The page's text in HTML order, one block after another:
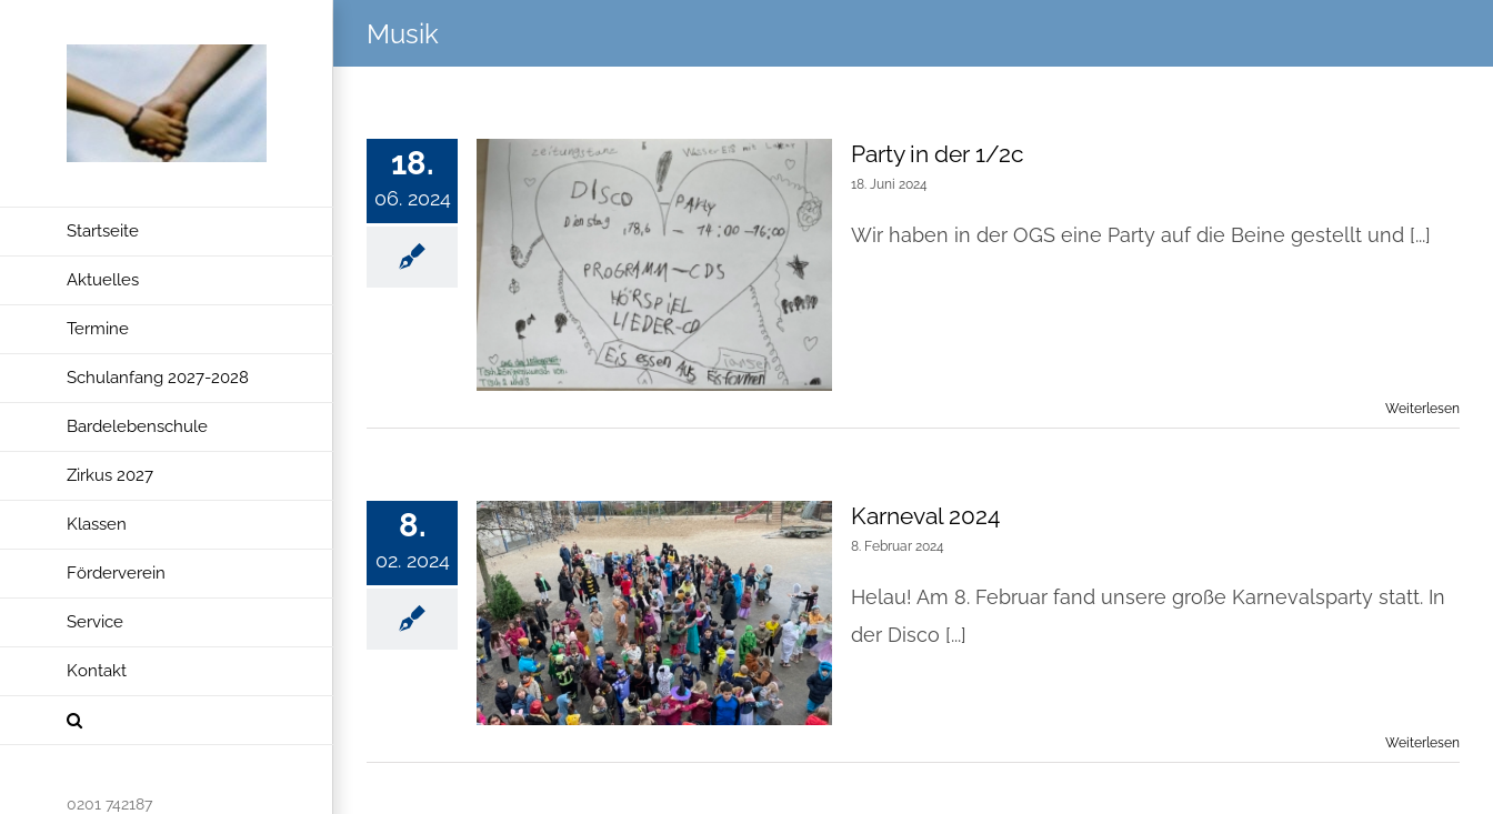
springen
Startseite
Aktuelles
Termine
Schulanfang 2027-2028
Bardelebenschule
Zirkus 2027
Klassen
Förderverein
Service
Kontakt
0201 742187
Musik
18.
06. 2024
Party in der 1/2c
18. Juni 2024
Wir haben in der OGS eine Party auf die Beine gestellt und [...]
Weiterlesen
8.
02. 2024
Karneval 2024
8. Februar 2024
Helau! Am 8. Februar fand unsere große Karnevalsparty statt. In
der Disco [...]
Weiterlesen